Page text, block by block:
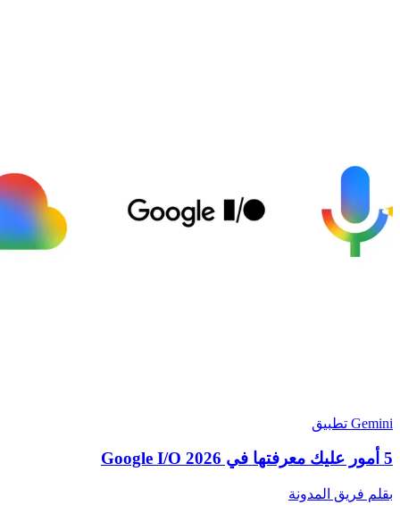
Gemini تطبيق
5 أمور عليك معرفتها في Google I/O 2026
بقلم فريق المدونة